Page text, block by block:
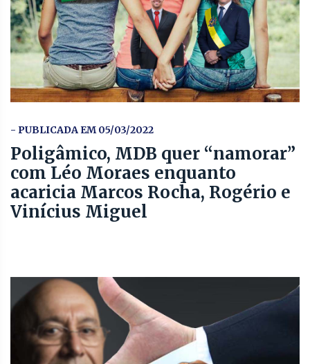
- PUBLICADA EM 05/03/2022
Poligâmico, MDB quer “namorar”
com Léo Moraes enquanto
acaricia Marcos Rocha, Rogério e
Vinícius Miguel